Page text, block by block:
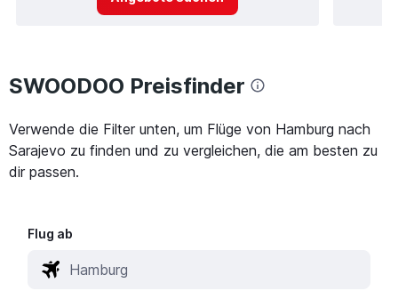
SWOODOO Preisfinder
Verwende die Filter unten, um Flüge von Hamburg nach
Sarajevo zu finden und zu vergleichen, die am besten zu
dir passen.
Flug ab